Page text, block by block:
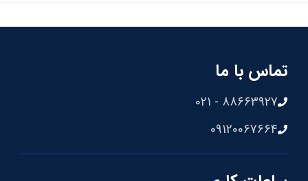
تماس با ما
88663927 - 021
09120067664